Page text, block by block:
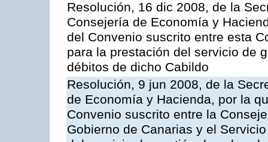
Resolución, 16 dic 2008, de la
Consejería de Economía y
del Convenio suscrito entre esta
para la prestación del servicio de
débitos de dicho Cabildo
Resolución, 9 jun 2008, de la
de Economía y Hacienda, por la
Convenio suscrito entre la
Gobierno de Canarias y el